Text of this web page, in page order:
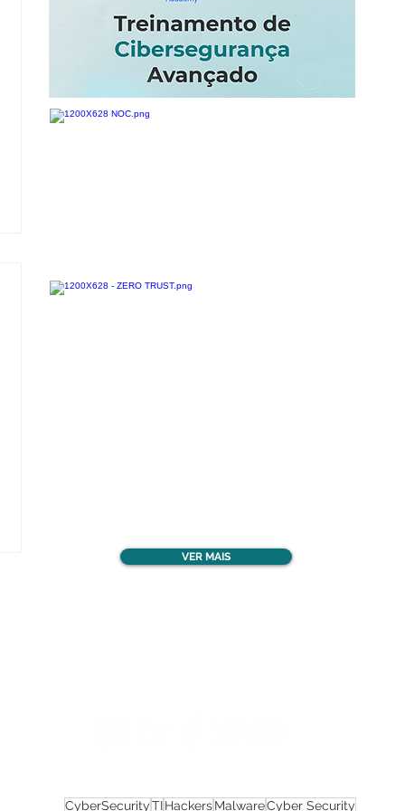
VER MAIS
CyberSecurityTI Hackers MalwareCyber Security